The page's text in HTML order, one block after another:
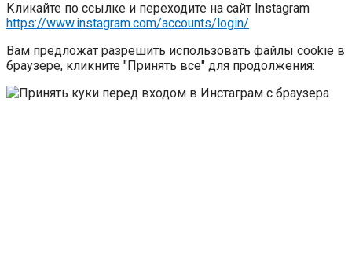
Кликайте по ссылке и переходите на сайт Instagram
https://www.instagram.com/accounts/login/
Вам предложат разрешить использовать файлы cookie в
браузере, кликните "Принять все" для продолжения: